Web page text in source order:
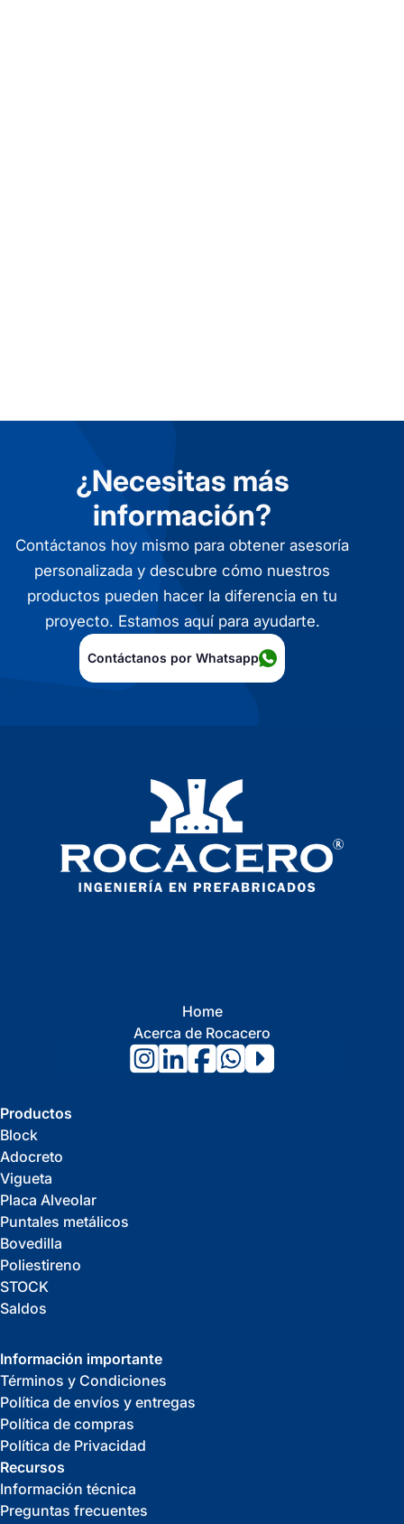
¿Necesitas más
información?
Contáctanos hoy mismo para obtener asesoría
personalizada y descubre cómo nuestros
productos pueden hacer la diferencia en tu
proyecto. Estamos aquí para ayudarte.
Contáctanos por Whatsapp
Home
Acerca de Rocacero
Productos
Block
Adocreto
Vigueta
Placa Alveolar
Puntales metálicos
Bovedilla
Poliestireno
STOCK
Saldos
Información importante
Términos y Condiciones
Política de envíos y entregas
Política de compras
Política de Privacidad
Recursos
Información técnica
Preguntas frecuentes